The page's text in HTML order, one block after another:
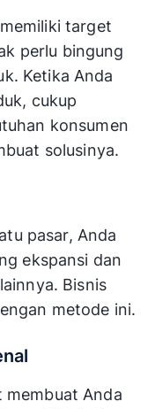
target
perlu bingung
Ketika Anda
cukup
konsumen
solusinya.
pasar, Anda
ekspansi dan
Bisnis
metode ini.
membuat Anda